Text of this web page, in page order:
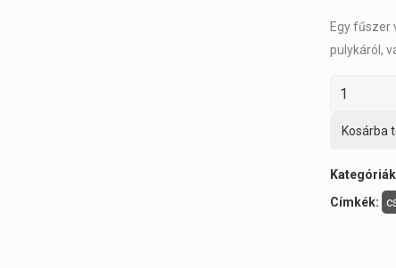
Egy fűszer
pulykáról,
Kosárba
Címkék: